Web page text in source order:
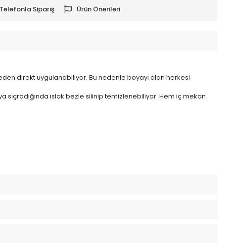
Telefonla Sipariş Ürün Önerileri
direkt uygulanabiliyor. Bu nedenle boyayı alan herkesi
ıslak bezle silinip temizlenebiliyor. Hem iç mekan